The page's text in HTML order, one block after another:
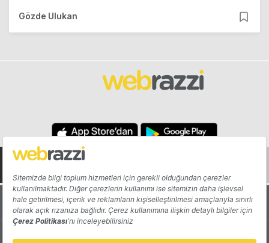
Gözde Ulukan
Hakkında Yazarlar
Katkıda Bulun Reklam